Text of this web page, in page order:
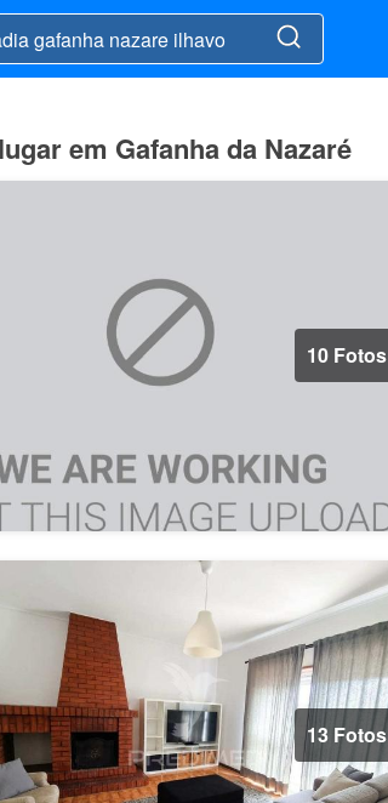
em Gafanha da Nazaré
10 Fotos
13 Fotos